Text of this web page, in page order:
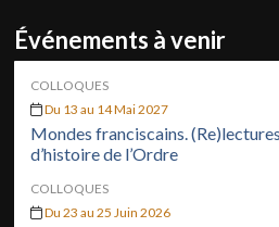
Événements à venir
COLLOQUES
Du 13 au 14 Mai 2027
Mondes franciscains.
d’histoire de l’Ordre
COLLOQUES
Du 23 au 25 Juin 2026